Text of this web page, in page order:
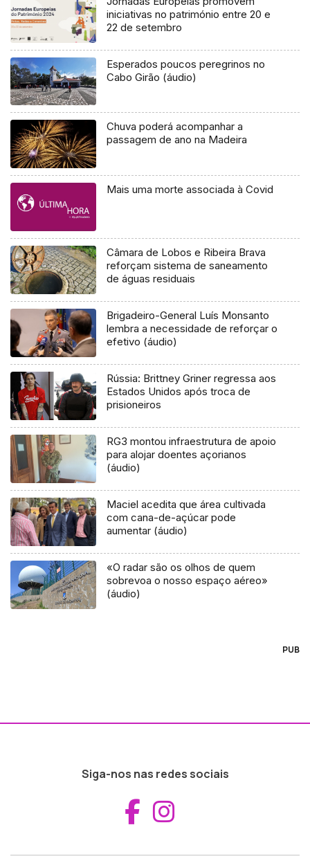
iniciativas no património entre 20 e
22 de setembro
Esperados poucos peregrinos no
Cabo Girão (áudio)
Chuva poderá acompanhar a
passagem de ano na Madeira
Mais uma morte associada à Covid
Câmara de Lobos e Ribeira Brava
reforçam sistema de saneamento
de águas residuais
Brigadeiro-General Luís Monsanto
lembra a necessidade de reforçar o
efetivo (áudio)
Rússia: Brittney Griner regressa aos
Estados Unidos após troca de
prisioneiros
RG3 montou infraestrutura de apoio
para alojar doentes açorianos
(áudio)
Maciel acedita que área cultivada
com cana-de-açúcar pode
aumentar (áudio)
«O radar são os olhos de quem
sobrevoa o nosso espaço aéreo»
(áudio)
PUB
Siga-nos nas redes sociais
Aceder ao